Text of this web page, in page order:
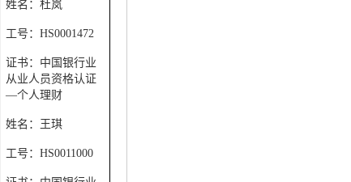
姓名：杜岚
工号：HS0001472
证书：中国银行业
从业人员资格认证
—个人理财
姓名：王琪
工号：HS0011000